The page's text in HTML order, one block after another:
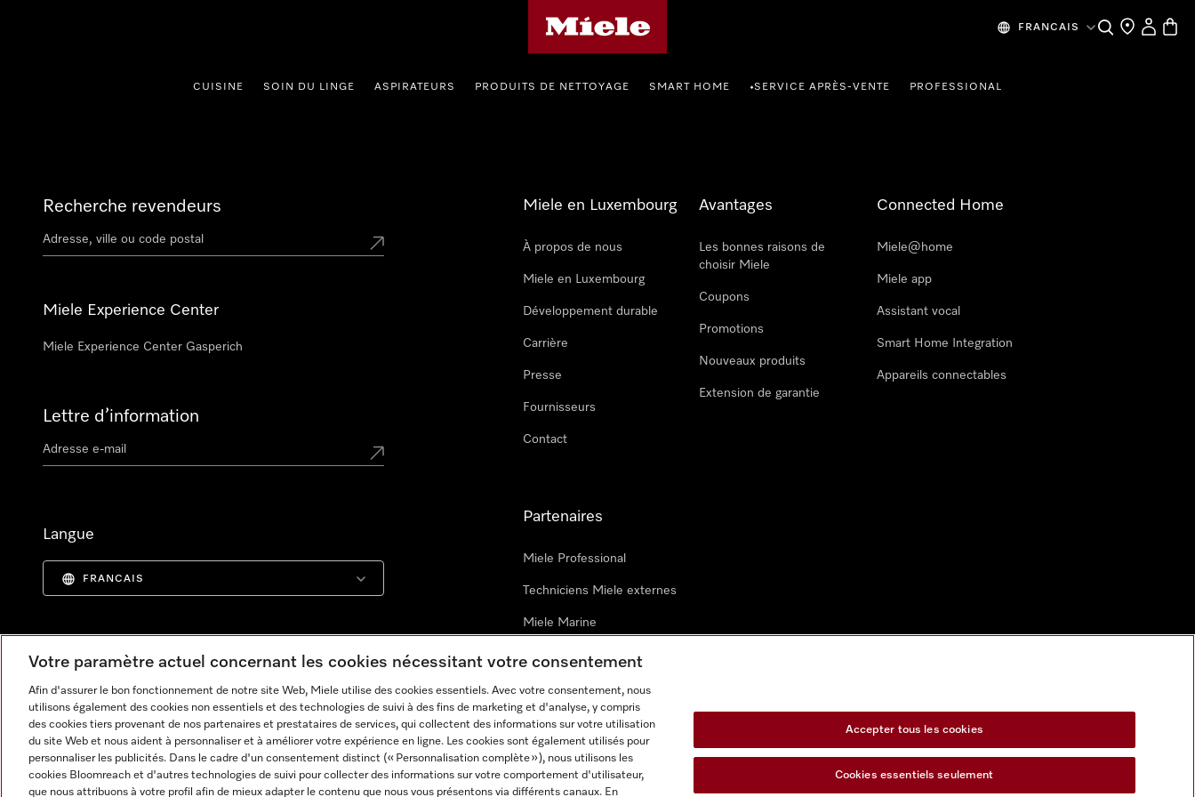
FRANCAIS Recherche
MesPanier
CUISINE SOIN DU LINGE ASPIRATEURS PRODUITS DE NETTOYAGE SMART HOME •SERVICE APRÈS-VENTE PROFESSIONAL
Recherche revendeurs
Miele Experience Center
Miele Experience Center Gasperich
Lettre d’information
Langue
FRANCAIS
Miele en Luxembourg
À propos de nous
Miele en Luxembourg
Développement durable
Carrière
Presse
Fournisseurs
Contact
Avantages
Les bonnes raisons de
choisir Miele
Coupons
Promotions
Nouveaux produits
Extension de garantie
Connected Home
Miele@home
Miele app
Assistant vocal
Smart Home Integration
Appareils connectables
Partenaires
Miele Professional
Techniciens Miele externes
Miele Marine
Architectes & promoteurs
Informations légales CGV Protection des données Conditions d’utilisation Déclaration d'accessibilité
Formulaire de rétractation
Votre paramètre actuel concernant les cookies nécessitant votre consentement
Afin d'assurer le bon fonctionnement de notre site Web, Miele utilise des cookies essentiels. Avec votre consentement, nous
utilisons également des cookies non essentiels et des technologies de suivi à des fins de marketing et d'analyse, y compris
des cookies tiers provenant de nos partenaires et prestataires de services, qui collectent des informations sur votre utilisation
du site Web et nous aident à personnaliser et à améliorer votre expérience en ligne. Les cookies sont également utilisés pour
personnaliser les publicités. Dans le cadre d'un consentement distinct (« Personnalisation complète »), nous utilisons les
cookies Bloomreach et d'autres technologies de suivi pour collecter des informations sur votre comportement d'utilisateur,
que nous attribuons à votre profil afin de mieux adapter le contenu que nous vous présentons via différents canaux. En
Accepter tous les cookies
Cookies essentiels seulement